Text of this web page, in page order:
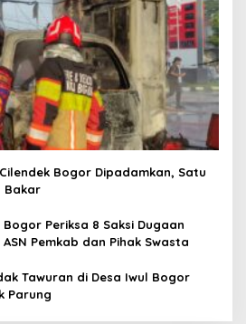
Bogor Dipadamkan, Satu
Bakar
Periksa 8 Saksi Dugaan
Pemkab dan Pihak Swasta
Tawuran di Desa Iwul Bogor
Parung